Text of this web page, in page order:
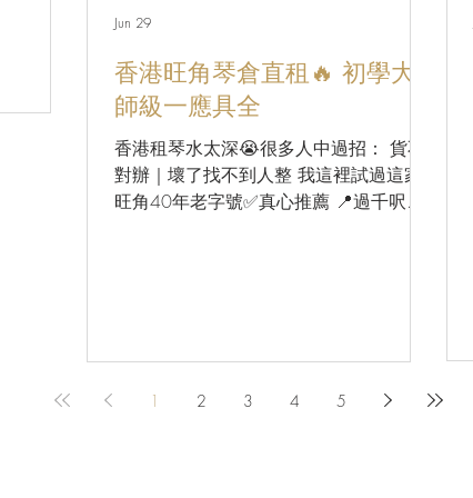
香港旺角琴倉直租🔥 初學大
師級一應具全
香港租琴水太深😭很多人中過招： 貨不
對辦｜壞了找不到人整 我這裡試過這家
旺角40年老字號✅真心推薦 📍過千呎陳
一年期包含：來回搬運+調音+琴櫈+防潮
管 搬運、調音都是公司自己師傅，不怕
外判甩漏 🔧售後不怕煩 開業40幾年零客
Jun 29
1 2 3 4 5